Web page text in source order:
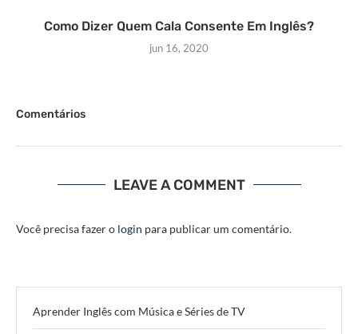
Como Dizer Quem Cala Consente Em Inglês?
jun 16, 2020
Comentários
LEAVE A COMMENT
Você precisa fazer o login para publicar um comentário.
Aprender Inglês com Música e Séries de TV